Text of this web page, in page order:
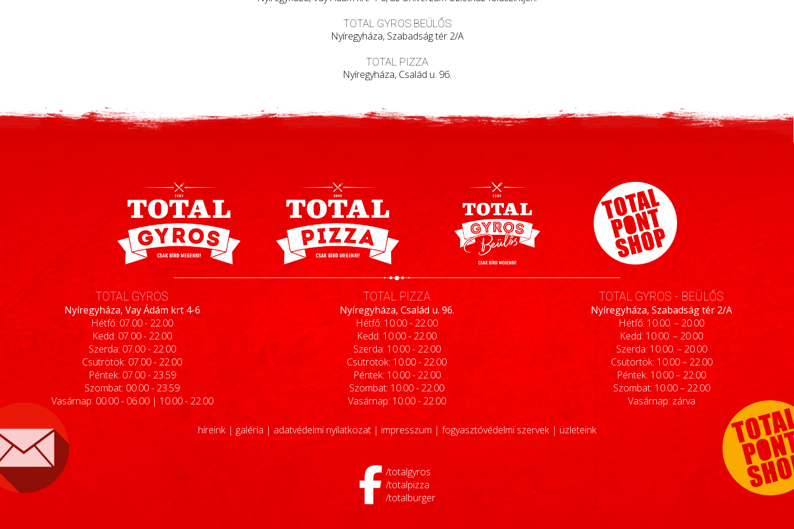
TOTAL GYROS BEÜLŐS
Nyíregyháza, Szabadság tér 2/A
TOTAL PIZZA
Nyíregyháza, Család u. 96.
TOTAL GYROS
Nyíregyháza, Vay Ádám krt 4-6
Hétfő: 07.00 - 22.00
Kedd: 07.00 - 22.00
Szerda: 07.00 - 22.00
Csütrötök: 07.00 - 22.00
Péntek: 07.00 - 23.59
Szombat: 00.00 - 23.59
Vasárnap: 00.00 - 06.00 | 10.00 - 22.00
TOTAL PIZZA
Nyíregyháza, Család u. 96.
Hétfő: 10.00 - 22.00
Kedd: 10.00 - 22.00
Szerda: 10.00 - 22.00
Csütrötök: 10.00 - 22.00
Péntek: 10.00 - 22.00
Szombat: 10.00 - 22.00
Vasárnap: 10.00 - 22.00
TOTAL GYROS - BEÜLŐS
Nyíregyháza, Szabadság tér 2/A
Hétfő: 10.00. – 20.00
Kedd: 10.00. – 20.00
Szerda: 10.00. – 20.00
Csütörtök: 10.00 – 22.00
Péntek: 10.00 – 22.00
Szombat: 10.00 – 22.00
Vasárnap: zárva
híreink| galéria | adatvédelmi nyilatkozat| impresszum | fogyasztóvédelmi szervek| üzleteink
/totalgyros
/totalpizza
/totalburger